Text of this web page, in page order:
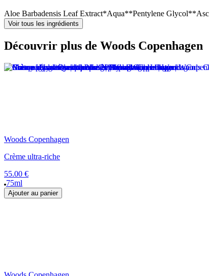
Aloe Barbadensis Leaf Extract*Aqua**Pentylene Glycol**
Voir tous les ingrédients
Découvrir plus de Woods Copenhagen
Woods Copenhagen
Crème ultra-riche
55.00 €
75ml
Ajouter au panier